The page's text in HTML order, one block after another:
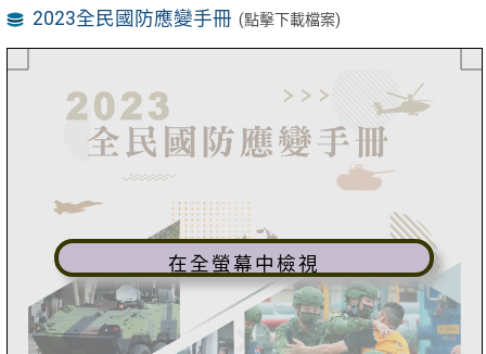
2023全民國防應變手冊 (點擊下載檔案)
在全螢幕中檢視